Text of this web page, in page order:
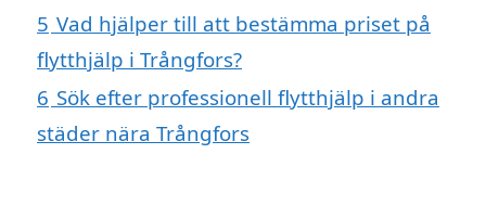
5 Vad hjälper till att bestämma priset på
flytthjälp i Trångfors?
6 Sök efter professionell flytthjälp i andra
städer nära Trångfors